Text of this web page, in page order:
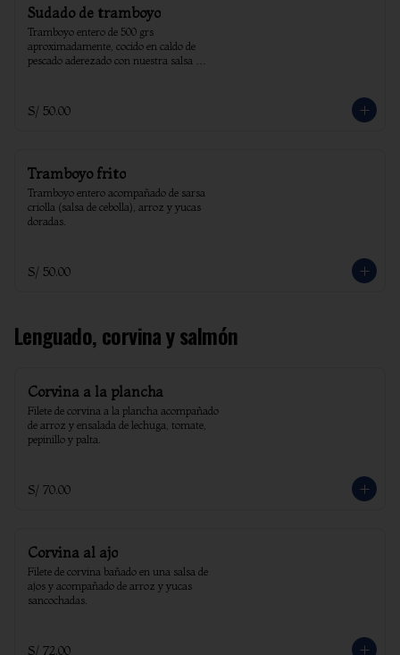
Sudado de tramboyo
Tramboyo entero de 500 grs
aproximadamente, cocido en caldo de
pescado aderezado con nuestra salsa
S/ 50.00
Tramboyo frito
Tramboyo entero acompañado de sarsa
criolla (salsa de cebolla), arroz y yucas
doradas.
S/ 50.00
Lenguado, corvina y salmón
Corvina a la plancha
Filete de corvina a la plancha acompañado
de arroz y ensalada de lechuga, tomate,
pepinillo y palta.
S/ 70.00
Corvina al ajo
Filete de corvina bañado en una salsa de
ajos y acompañado de arroz y yucas
sancochadas.
S/ 72.00